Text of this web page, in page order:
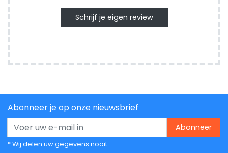
Schrijf je eigen review
Abonneer je op onze nieuwsbrief
Abonneer
* Wij delen uw gegevens nooit